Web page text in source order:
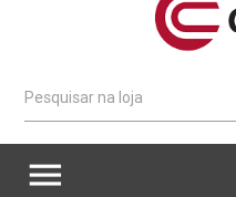
Pesquisar na loja
menu